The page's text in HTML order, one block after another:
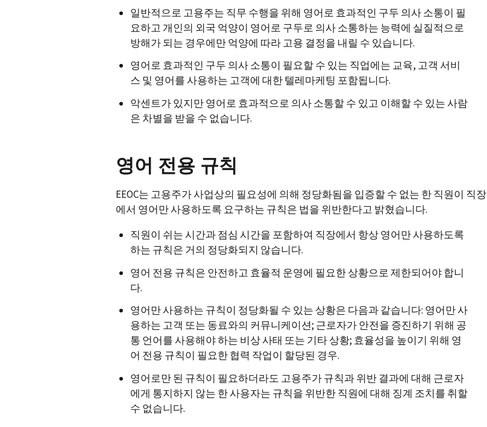
일반적으로 고용주는 직무 수행을 위해 영어로 효과적인 구두 의사 소통이 필
요하고 개인의 외국 억양이 영어로 구두로 의사 소통하는 능력에 실질적으로
방해가 되는 경우에만 억양에 따라 고용 결정을 내릴 수 있습니다.
영어로 효과적인 구두 의사 소통이 필요할 수 있는 직업에는 교육, 고객 서비
스 및 영어를 사용하는 고객에 대한 텔레마케팅 포함됩니다.
악센트가 있지만 영어로 효과적으로 의사 소통할 수 있고 이해할 수 있는 사람
은 차별을 받을 수 없습니다.
영어 전용 규칙
EEOC는 고용주가 사업상의 필요성에 의해 정당화됨을 입증할 수 없는 한 직원이 직장
에서 영어만 사용하도록 요구하는 규칙은 법을 위반한다고 밝혔습니다.
직원이 쉬는 시간과 점심 시간을 포함하여 직장에서 항상 영어만 사용하도록
하는 규칙은 거의 정당화되지 않습니다.
영어 전용 규칙은 안전하고 효율적 운영에 필요한 상황으로 제한되어야 합니
다.
영어만 사용하는 규칙이 정당화될 수 있는 상황은 다음과 같습니다: 영어만 사
용하는 고객 또는 동료와의 커뮤니케이션; 근로자가 안전을 증진하기 위해 공
통 언어를 사용해야 하는 비상 사태 또는 기타 상황; 효율성을 높이기 위해 영
어 전용 규칙이 필요한 협력 작업이 할당된 경우.
영어로만 된 규칙이 필요하더라도 고용주가 규칙과 위반 결과에 대해 근로자
에게 통지하지 않는 한 사용자는 규칙을 위반한 직원에 대해 징계 조치를 취할
수 없습니다.